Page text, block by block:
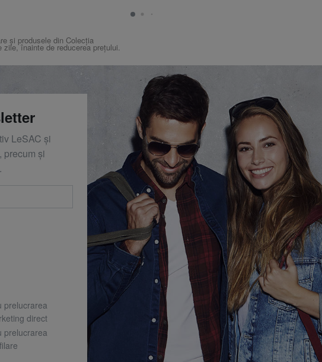
și produsele din Colecția
înainte de reducerea prețului.
LeSAC și
precum și
prelucrarea
direct
prelucrarea